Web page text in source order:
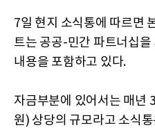
7일 현지 소식통에 따르면
트는 공공-민간 파트너십
내용을 포함하고 있다.
자금부분에 있어서는 매년
원) 상당의 규모라고 소식